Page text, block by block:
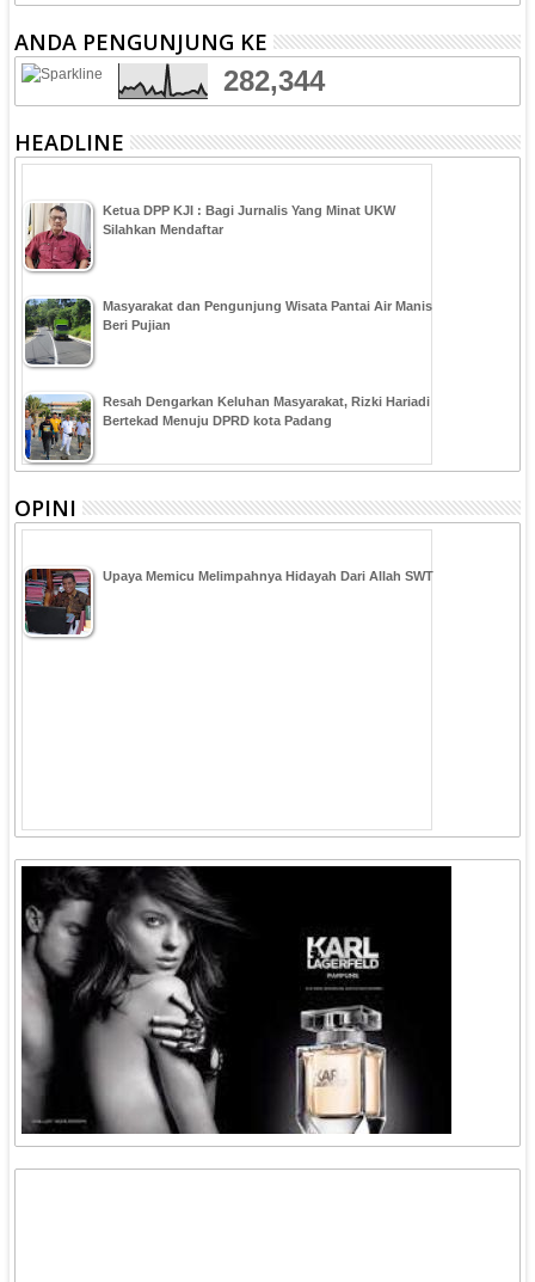
ANDA PENGUNJUNG KE
282,344
HEADLINE
Ketua DPP KJI : Bagi Jurnalis Yang Minat UKW
Silahkan Mendaftar
Masyarakat dan Pengunjung Wisata Pantai Air Manis
Beri Pujian
Resah Dengarkan Keluhan Masyarakat, Rizki Hariadi
Bertekad Menuju DPRD kota Padang
OPINI
Upaya Memicu Melimpahnya Hidayah Dari Allah SWT